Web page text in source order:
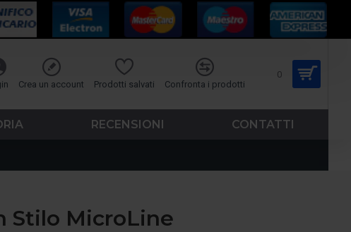
Crea un account Prodotti salvati Confronta i prodotti
0
RECENSIONI CONTATTI
Stilo MicroLine